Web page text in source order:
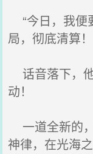
“今日，我便
局，彻底清算
话音落下，
动！
一道全新的
神律，在光海